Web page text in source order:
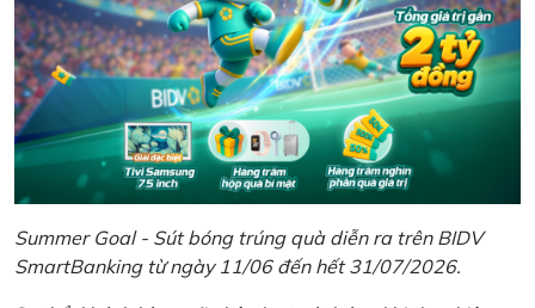
Summer Goal - Sút bóng trúng quà diễn ra trên BIDV
SmartBanking từ ngày 11/06 đến hết 31/07/2026.